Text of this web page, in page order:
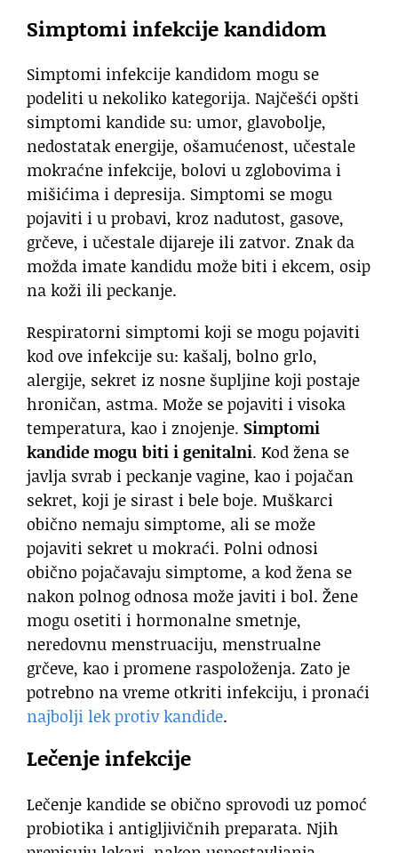
Simptomi infekcije kandidom
Simptomi infekcije kandidom mogu se
podeliti u nekoliko kategorija. Najčešći opšti
simptomi kandide su: umor, glavobolje,
nedostatak energije, ošamućenost, učestale
mokraćne infekcije, bolovi u zglobovima i
mišićima i depresija. Simptomi se mogu
pojaviti i u probavi, kroz nadutost, gasove,
grčeve, i učestale dijareje ili zatvor. Znak da
možda imate kandidu može biti i ekcem, osip
na koži ili peckanje.
Respiratorni simptomi koji se mogu pojaviti
kod ove infekcije su: kašalj, bolno grlo,
alergije, sekret iz nosne šupljine koji postaje
hroničan, astma. Može se pojaviti i visoka
temperatura, kao i znojenje. Simptomi
kandide mogu biti i genitalni. Kod žena se
javlja svrab i peckanje vagine, kao i pojačan
sekret, koji je sirast i bele boje. Muškarci
obično nemaju simptome, ali se može
pojaviti sekret u mokraći. Polni odnosi
obično pojačavaju simptome, a kod žena se
nakon polnog odnosa može javiti i bol. Žene
mogu osetiti i hormonalne smetnje,
neredovnu menstruaciju, menstrualne
grčeve, kao i promene raspoloženja. Zato je
potrebno na vreme otkriti infekciju, i pronaći
najbolji lek protiv kandide.
Lečenje infekcije
Lečenje kandide se obično sprovodi uz pomoć
probiotika i antigljivičnih preparata. Njih